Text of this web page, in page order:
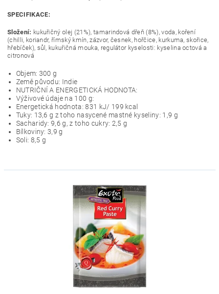
SPECIFIKACE:
Složení: kukuřičný olej (21%), tamarindová dřeň (8%), voda, koření
(chilli, koriandr, římský kmín, zázvor, česnek, hořčice, kurkuma, skořice,
hřebíček), sůl, kukuřičná mouka, regulátor kyselosti: kyselina octová a
citronová
Objem: 300 g
Země původu: Indie
NUTRIČNÍ A ENERGETICKÁ HODNOTA:
Výživové údaje na 100 g:
Energetická hodnota: 831 kJ/ 199 kcal
Tuky: 13,6 g z toho nasycené mastné kyseliny: 1,9 g
Sacharidy: 9,6 g, z toho cukry: 2,5 g
Bílkoviny: 3,9 g
Soli: 8,5 g